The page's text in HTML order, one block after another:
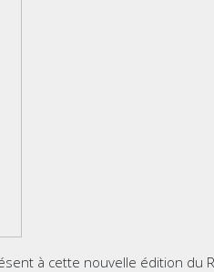
à cette nouvelle édition du